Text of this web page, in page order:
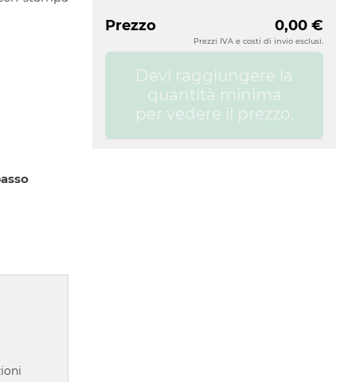
Prezzo 0,00 €
Prezzi IVA e costi di invio esclusi.
Devi raggiungere la
quantità minima
per vedere il prezzo.